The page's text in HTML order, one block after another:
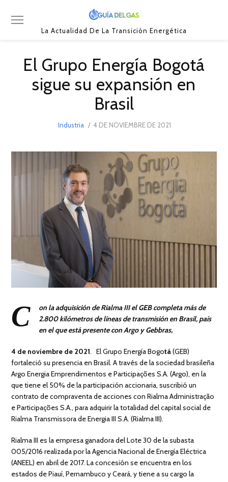
La Actualidad De La Transición Energética
El Grupo Energía Bogotá
sigue su expansión en
Brasil
Industria
POSTED
4 DE NOVIEMBRE DE 2021
DE
2021
C
on la adquisición de Rialma III el GEB completa más de
2.800 kilómetros de líneas de transmisión en Brasil, país
en el que está presente con Argo y Gebbras,
4 de noviembre de 2021. El Grupo Energía Bogotá(GEB)
fortaleció su presencia en Brasil. A través de la sociedad brasileña
Argo Energia Emprendimentos e Participações S.A. (Argo), en la
que tiene el 50% de la participación accionaria, suscribió un
contrato de compraventa de acciones con Rialma Administração
e Participações S.A., para adquirir la totalidad del capital social de
Rialma Transmissora de Energia III S.A. (Rialma III).
Rialma III es la empresa ganadora del Lote 30 de la subasta
005/2016 realizada por la Agencia Nacional de Energía Eléctrica
(ANEEL) en abril de 2017. La concesión se encuentra en los
estados de Piauí, Pernambuco y Ceará, y tiene a su cargo la